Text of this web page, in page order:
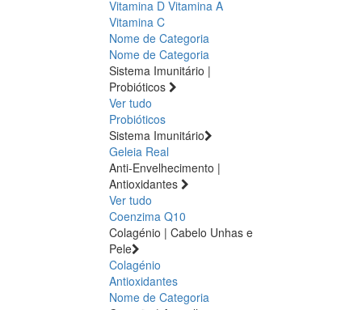
Vitamina D Vitamina A
Vitamina C
Nome de Categoria
Nome de Categoria
Sistema Imunitário |
Probióticos
Ver tudo
Probióticos
Sistema Imunitário
Geleia Real
Anti-Envelhecimento |
Antioxidantes
Ver tudo
Coenzima Q10
Colagénio | Cabelo Unhas e
Pele
Colagénio
Antioxidantes
Nome de Categoria